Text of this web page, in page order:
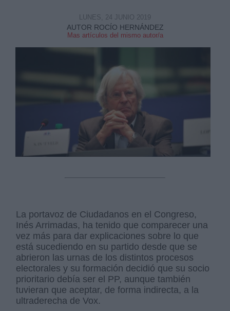
AUTOR ROCÍO HERNÁNDEZ
Mas artículos del mismo autor/a
LUNES, 24 JUNIO 2019
La portavoz de Ciudadanos en el Congreso,
Inés Arrimadas, ha tenido que comparecer una
vez más para dar explicaciones sobre lo que
está sucediendo en su partido desde que se
abrieron las urnas de los distintos procesos
electorales y su formación decidió que su socio
prioritario debía ser el PP, aunque también
tuvieran que aceptar, de forma indirecta, a la
ultraderecha de Vox.